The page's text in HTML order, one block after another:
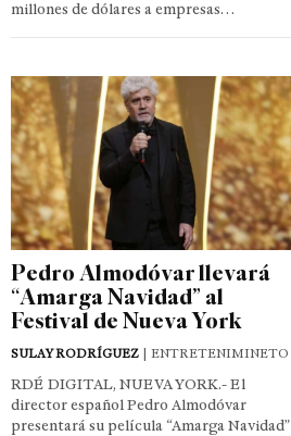
millones de dólares a empresas…
Pedro Almodóvar llevará
“Amarga Navidad” al
Festival de Nueva York
SULAY RODRÍGUEZ | ENTRETENIMINETO
RDÉ DIGITAL, NUEVA YORK.- El
director español Pedro Almodóvar
presentará su película “Amarga Navidad”